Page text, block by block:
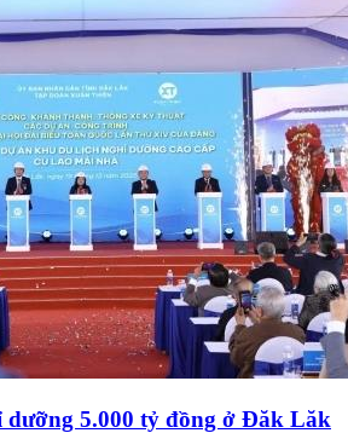
5.000 tỷ đồng ở Đăk Lăk